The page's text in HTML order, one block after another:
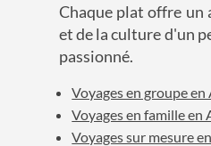
Chaque plat offre un
et de la culture d'un
passionné.
Voyages en groupe
Voyages en famille en
Voyages sur mesure